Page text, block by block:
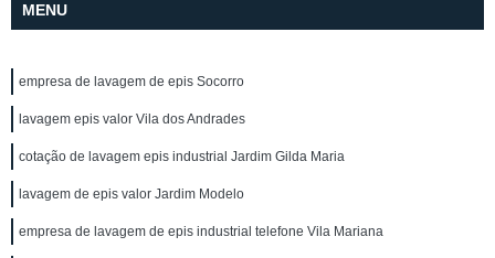
MENU
empresa de lavagem de epis Socorro
lavagem epis valor Vila dos Andrades
cotação de lavagem epis industrial Jardim Gilda Maria
lavagem de epis valor Jardim Modelo
empresa de lavagem de epis industrial telefone Vila Mariana